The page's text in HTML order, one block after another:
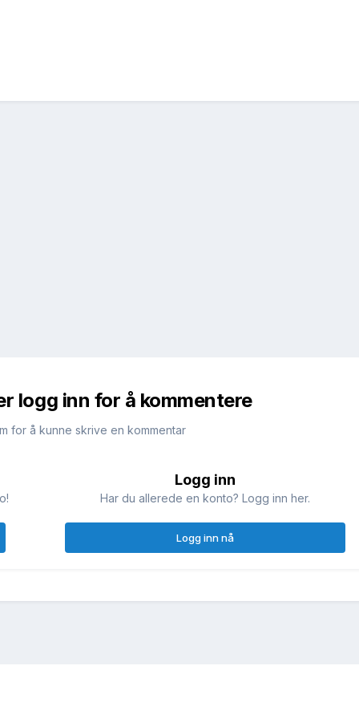
logg inn for å kommentere
for å kunne skrive en kommentar
Logg inn
Har du allerede en konto? Logg inn her.
Logg inn nå